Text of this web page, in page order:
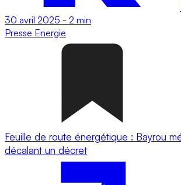
30 avril 2025 - 2 min
Presse Energie
Feuille de route énergétique : Bayrou
décalant un décret